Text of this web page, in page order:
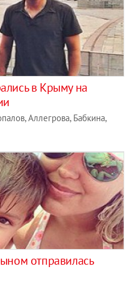
в Крыму на
Аллегрова, Бабкина,
отправилась